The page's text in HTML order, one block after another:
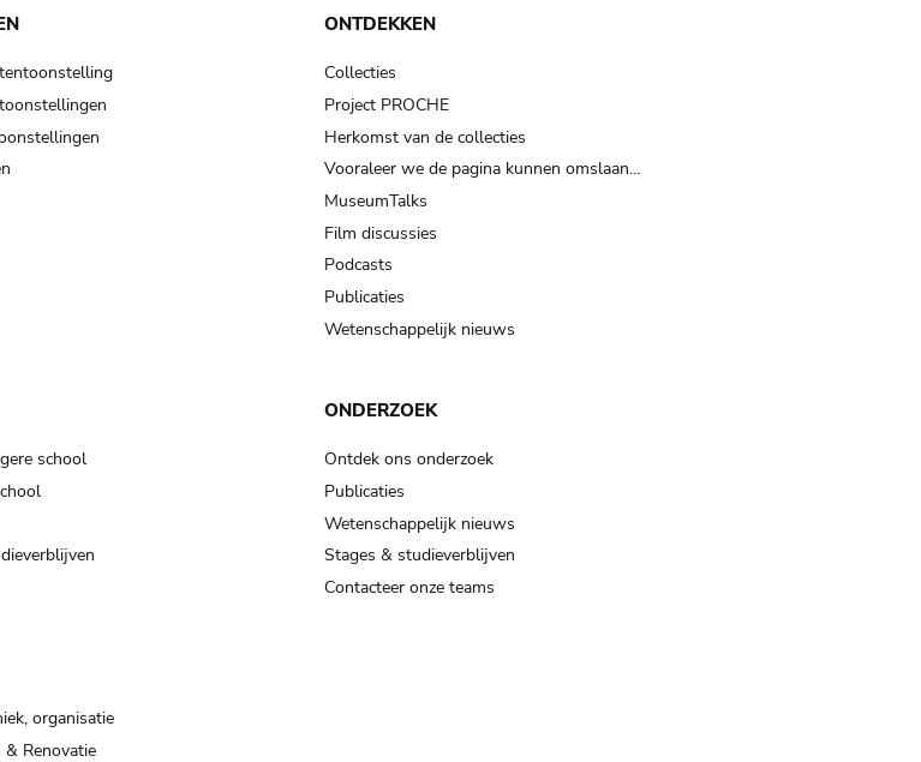
ONTDEKKEN
Collecties
Project PROCHE
Herkomst van de collecties
Vooraleer we de pagina kunnen omslaan…
MuseumTalks
Film discussies
Podcasts
Publicaties
Wetenschappelijk nieuws
school
ONDERZOEK
Ontdek ons onderzoek
Publicaties
Wetenschappelijk nieuws
Stages & studieverblijven
Contacteer onze teams
organisatie
& Renovatie